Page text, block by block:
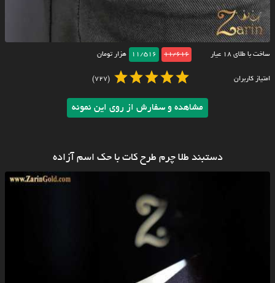
ساخت با طلای ۱۸ عیار 11/616
11/516 هزار تومان
امتیاز کاربران (727)
مشاهده و سفارش از روی این نمونه
دستبند طلا چرم طرح کات با حک اسم آزاده